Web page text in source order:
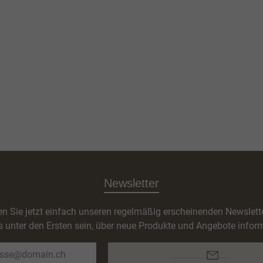
Newsletter
Sie jetzt einfach unseren regelmäßig erscheinenden
unter den Ersten sein, über neue Produkte und Angebote
Mail-